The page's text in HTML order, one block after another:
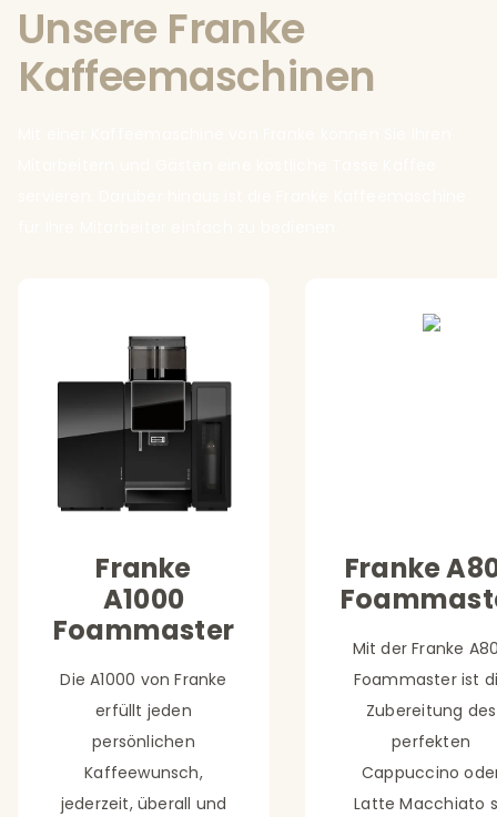
Unsere Franke
Kaffeemaschinen
Franke
A1000
Foammaster
Die A1000 von Franke
erfüllt jeden
persönlichen
Kaffeewunsch,
jederzeit, überall und
Franke
Mit der Franke
Foammaster ist
Zubereitung des
perfekten
Cappuccino
Latte Macchiato